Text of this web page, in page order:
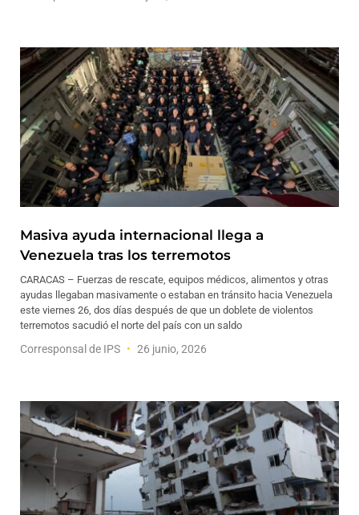
Masiva ayuda internacional llega a
Venezuela tras los terremotos
CARACAS – Fuerzas de rescate, equipos médicos, alimentos y otras
ayudas llegaban masivamente o estaban en tránsito hacia Venezuela
este viernes 26, dos días después de que un doblete de violentos
terremotos sacudió el norte del país con un saldo
Corresponsal de IPS 26 junio, 2026